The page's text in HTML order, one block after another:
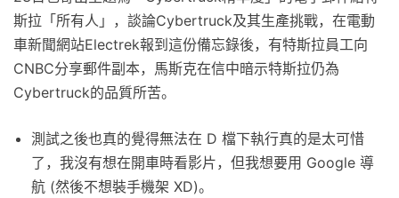
斯拉「所有人」，談論Cybertruck及其生產挑戰，在電動
車新聞網站Electrek報到這份備忘錄後，有特斯拉員工向
CNBC分享郵件副本，馬斯克在信中暗示特斯拉仍為
Cybertruck的品質所苦。
測試之後也真的覺得無法在 D 檔下執行真的是太可惜
了，我沒有想在開車時看影片，但我想要用 Google 導
航 (然後不想裝手機架 XD)。